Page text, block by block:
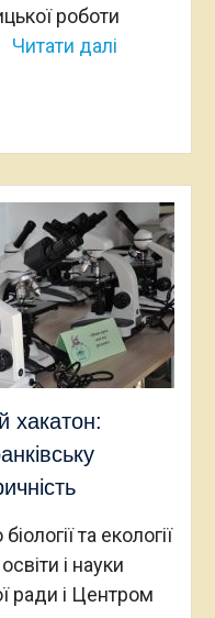
роботи
Читати далі
хакатон:
та екології
і науки
ради і Центром